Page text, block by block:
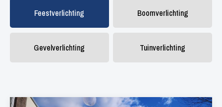
Feestverlichting Boomverlichting
Gevelverlichting Tuinverlichting